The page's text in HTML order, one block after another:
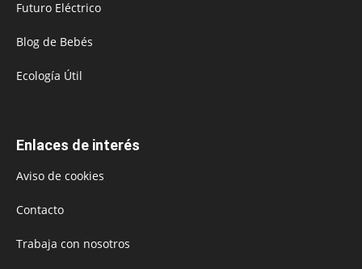
Futuro Eléctrico
Blog de Bebés
Ecología Útil
Enlaces de interés
Aviso de cookies
Contacto
Trabaja con nosotros